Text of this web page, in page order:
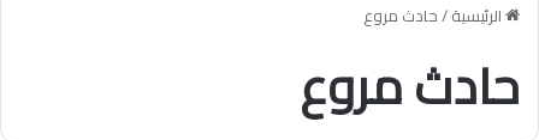
الرئيسية/حادث مروع
حادث مروع